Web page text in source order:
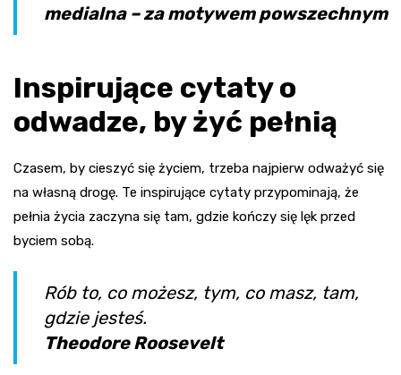
medialna – za motywem powszechnym
Inspirujące cytaty o
odwadze, by żyć pełnią
Czasem, by cieszyć się życiem, trzeba najpierw odważyć się
na własną drogę. Te inspirujące cytaty przypominają, że
pełnia życia zaczyna się tam, gdzie kończy się lęk przed
byciem sobą.
Rób to, co możesz, tym, co masz, tam,
gdzie jesteś.
Theodore Roosevelt